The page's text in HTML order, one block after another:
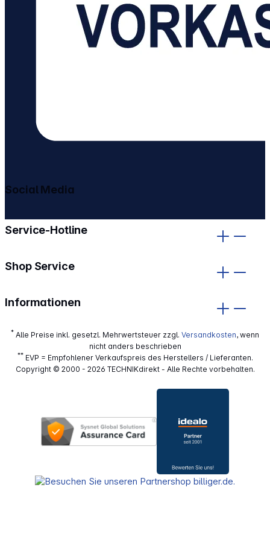
Service-Hotline
Shop Service
Informationen
Social Media
* Alle Preise inkl. gesetzl. Mehrwertsteuer zzgl. Versandkosten, wenn
nicht anders beschrieben
**EVP = Empfohlener Verkaufspreis des Herstellers / Lieferanten.
Copyright © 2000 - 2026 TECHNIKdirekt - Alle Rechte vorbehalten.